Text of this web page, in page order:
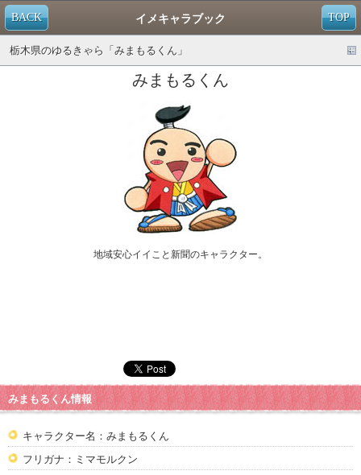
TOP
BACK イメキャラブック
栃木県のゆるきゃら「みまもるくん」
みまもるくん
地域安心イイこと新聞のキャラクター。
みまもるくん情報
キャラクター名：みまもるくん
フリガナ：ミマモルクン